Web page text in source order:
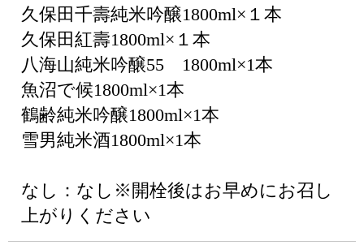
久保田千壽純米吟醸1800ml×１本
久保田紅壽1800ml×１本
八海山純米吟醸55 1800ml×1本
魚沼で候1800ml×1本
鶴齢純米吟醸1800ml×1本
雪男純米酒1800ml×1本
なし：なし※開栓後はお早めにお召し
上がりください